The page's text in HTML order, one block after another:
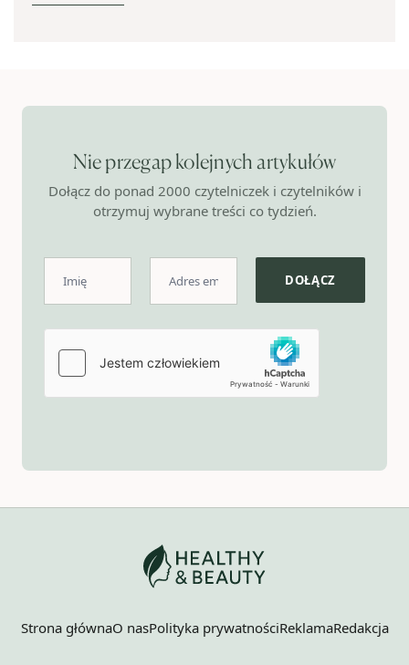
Nie przegap kolejnych artykułów
Dołącz do ponad 2000 czytelniczek i czytelników i
otrzymuj wybrane treści co tydzień.
Strona głównaO nasPolityka prywatnościReklamaRedakcja